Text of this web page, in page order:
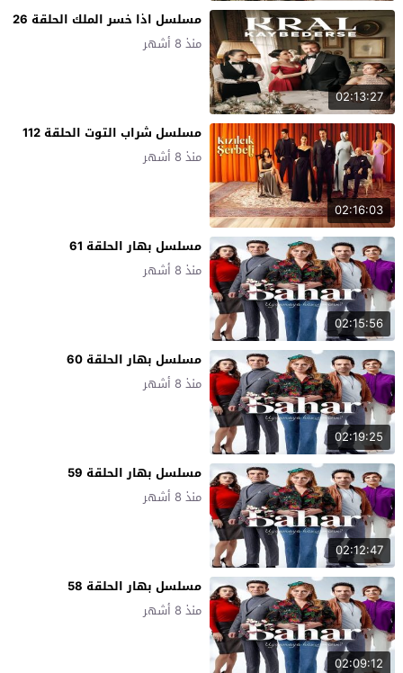
02:13:27
مسلسل اذا خسر الملك الحلقة 26
منذ 8 أشهر
02:16:03
مسلسل شراب التوت الحلقة 112
منذ 8 أشهر
02:15:56
مسلسل بهار الحلقة 61
منذ 8 أشهر
02:19:25
مسلسل بهار الحلقة 60
منذ 8 أشهر
02:12:47
مسلسل بهار الحلقة 59
منذ 8 أشهر
02:09:12
مسلسل بهار الحلقة 58
منذ 8 أشهر